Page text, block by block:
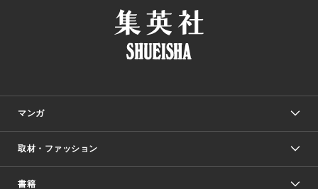
マンガ
少年マンガ
取材・ファッション
書籍